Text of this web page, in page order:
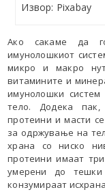
Извор: Pixabay
Ако сакаме да
имунолошкиот
микро и макро
витамините и
имунолошки
тело. Додека пак,
протеини и масти
за одржување на
храна со ниско
протеини имаат
умерени до
конзумираат